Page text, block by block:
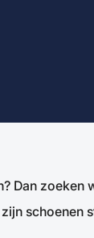
Dan zoeken
schoenen